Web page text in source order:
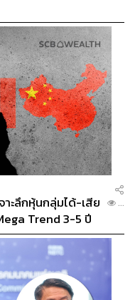
ะลึกหุ้นกลุ่มได้-เสีย
Trend 3-5 ปี
...